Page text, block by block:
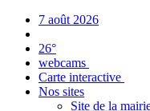
7 août 2026
26°
webcams
Carte interactive
Nos sites
Site de la